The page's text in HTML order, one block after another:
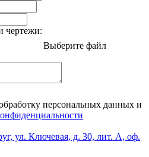
чертежи:
Выберите файл
персональных данных и
ул. Ключевая, д. 30, лит. А, оф.